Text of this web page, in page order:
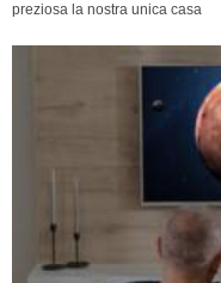
preziosa la nostra unica casa